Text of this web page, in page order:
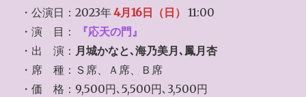
・公演日：2023年4月16日（日）
11:00
・演 目：
『応天の門』
・出 演： 月城かなと､海乃美月､鳳月杏
・席 種：Ｓ席、Ａ席、Ｂ席
・価 格：9,500円､5,500円､3,500円